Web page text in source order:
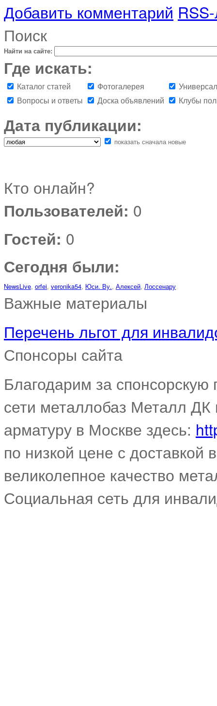
Добавить комментарий
Поиск
Найти на сайте:
Где искать:
Каталог статей Фотогалерея
Вопросы и ответы
Доска объявлений Клубы
Дата публикации:
показать сначала новые
Кто онлайн?
Пользователей: 0
Гостей: 0
Сегодня были:
NewsLive, orfei, veronika54, Юси. Ву., Алексей, Лоссенару
Важные материалы
Перечень льгот для
Спонсоры сайта
Благодарим за
сети металлобаз Металл ДК
арматуру в Москве здесь:
по низкой цене с
великолепное качество
Социальная сеть для